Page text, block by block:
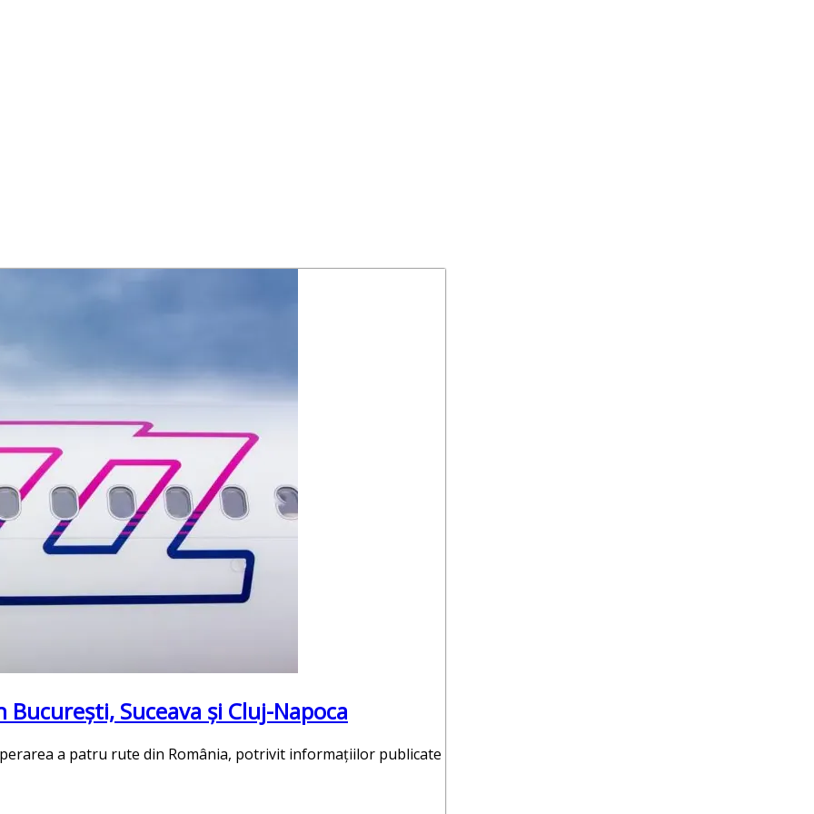
Suceava și Cluj-Napoca
a patru rute din România, potrivit informațiilor publicate